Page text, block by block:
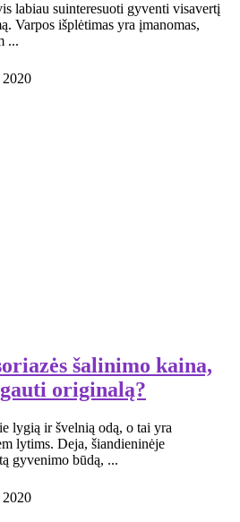
labiau suinteresuoti gyventi visavertį
Varpos išplėtimas yra įmanomas,
...
šalinimo kaina,
originalą?
lygią ir švelnią odą, o tai yra
lytims. Deja, šiandieninėje
gyvenimo būdą, ...